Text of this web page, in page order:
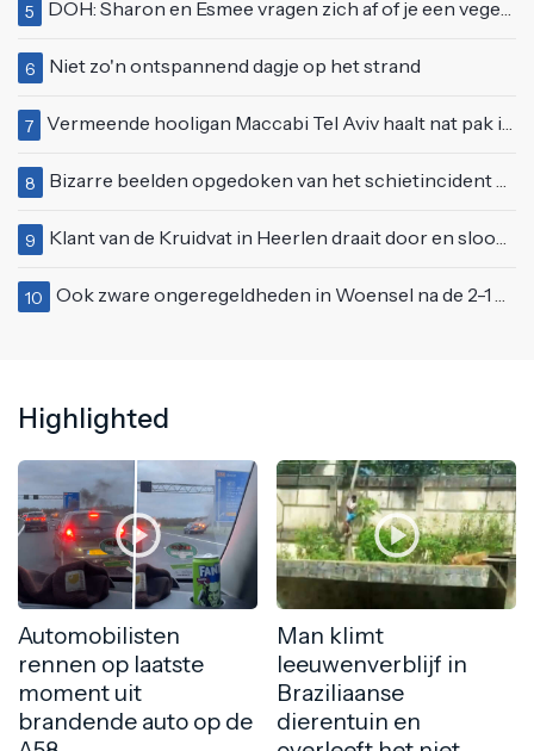
5 DOH: Sharon en Esmee vragen zich af of je een vegetariër bent als je kip eet
6 Niet zo'n ontspannend dagje op het strand
7 Vermeende hooligan Maccabi Tel Aviv haalt nat pak in Amsterdamse gracht
8 Bizarre beelden opgedoken van het schietincident Vinkhuizen Bar in Groningen
9 Klant van de Kruidvat in Heerlen draait door en sloopt de halve winkel
10 Ook zware ongeregeldheden in Woensel na de 2-1 overwinning op Turkije
Highlighted
Automobilisten
rennen op laatste
moment uit
brandende auto op de
Man klimt
leeuwenverblijf in
Braziliaanse
dierentuin en